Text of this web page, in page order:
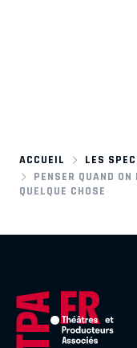
ACCUEIL
LES
PENSER QUAND
QUELQUE CHOSE